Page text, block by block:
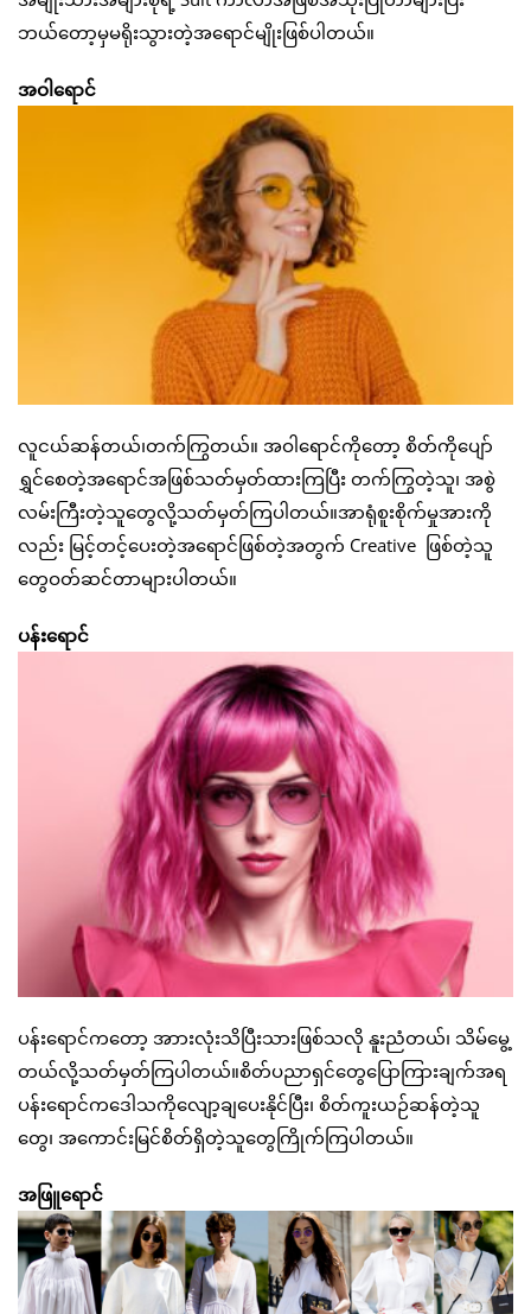
ဘယ်တော့မှမရိုးသွားတဲ့အရောင်မျိုးဖြစ်ပါတယ်။
အဝါရောင်
လူငယ်ဆန်တယ်၊တက်ကြွတယ်။ အဝါရောင်ကိုတော့ စိတ်ကိုပျော်
ရွှင်စေတဲ့အရောင်အဖြစ်သတ်မှတ်ထားကြပြီး တက်ကြွတဲ့သူ၊ အစွဲ
လမ်းကြီးတဲ့သူတွေလို့သတ်မှတ်ကြပါတယ်။အာရုံစူးစိုက်မှုအားကို
လည်း မြင့်တင့်ပေးတဲ့အရောင်ဖြစ်တဲ့အတွက် Creative ဖြစ်တဲ့သူ
တွေဝတ်ဆင်တာများပါတယ်။
ပန်းရောင်
ပန်းရောင်ကတော့ အာားလုံးသိပြီးသားဖြစ်သလို နူးညံတယ်၊ သိမ်မွေ့
တယ်လို့သတ်မှတ်ကြပါတယ်။စိတ်ပညာရှင်တွေပြောကြားချက်အရ
ပန်းရောင်ကဒေါသကိုလျော့ချပေးနိုင်ပြီး၊ စိတ်ကူးယဉ်ဆန်တဲ့သူ
တွေ၊ အကောင်းမြင်စိတ်ရှိတဲ့သူတွေကြိုက်ကြပါတယ်။
အဖြူရောင်